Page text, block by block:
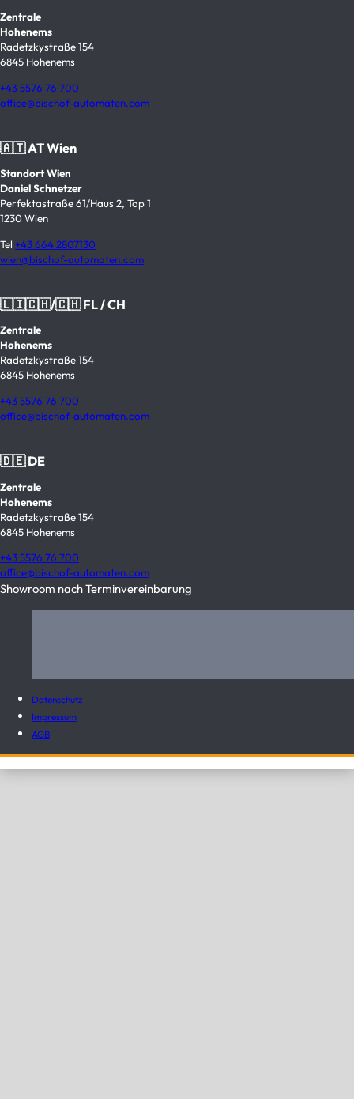
Zentrale
Hohenems
Radetzkystraße 154
6845 Hohenems
+43 5576 76 700
office@bischof-automaten.com
🇦🇹 AT Wien
Standort Wien
Daniel Schnetzer
Perfektastraße 61/Haus 2, Top 1
1230 Wien
Tel +43 664 2807130
wien@bischof-automaten.com
🇱🇮🇨🇭/🇨🇭 FL / CH
Zentrale
Hohenems
Radetzkystraße 154
6845 Hohenems
+43 5576 76 700
office@bischof-automaten.com
🇩🇪 DE
Zentrale
Hohenems
Radetzkystraße 154
6845 Hohenems
+43 5576 76 700
office@bischof-automaten.com
Showroom nach Terminvereinbarung
Datenschutz
Impressum
AGB